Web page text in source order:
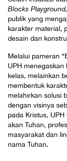
Blocks Playground,
publik yang
karakter material,
desain dan
Melalui pameran
UPH
kelas, melainkan
membentuk
melahirkan solusi
dengan visinya
pada Kristus,
akan Tuhan,
masyarakat dan
nama Tuhan.